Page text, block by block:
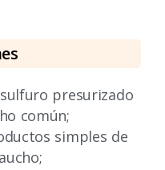
presurizado
común;
simples de